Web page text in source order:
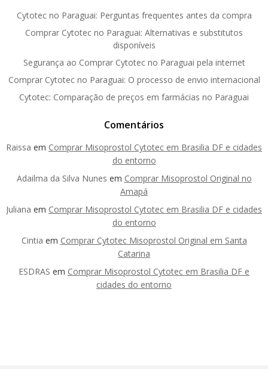
Cytotec no Paraguai: Perguntas frequentes antes da compra
Comprar Cytotec no Paraguai: Alternativas e substitutos
disponíveis
Segurança ao Comprar Cytotec no Paraguai pela internet
Comprar Cytotec no Paraguai: O processo de envio internacional
Cytotec: Comparação de preços em farmácias no Paraguai
Comentários
Raissa em Comprar Misoprostol Cytotec em Brasilia DF e cidades
do entorno
Adailma da Silva Nunes em Comprar Misoprostol Original no
Amapá
Juliana em Comprar Misoprostol Cytotec em Brasilia DF e cidades
do entorno
Cintia em Comprar Cytotec Misoprostol Original em Santa
Catarina
ESDRAS em Comprar Misoprostol Cytotec em Brasilia DF e
cidades do entorno